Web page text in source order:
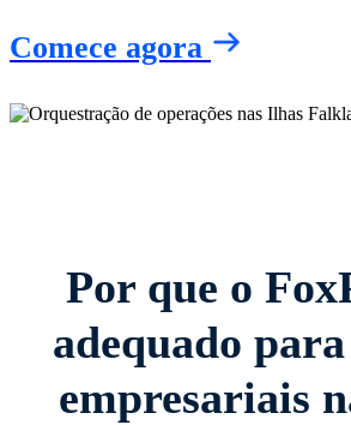
Comece agora
Por que o
adequado
empresariais